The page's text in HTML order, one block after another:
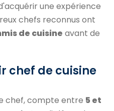
une expérience
chefs reconnus ont
de cuisine avant de
chef de cuisine
chef, compte entre 5 et